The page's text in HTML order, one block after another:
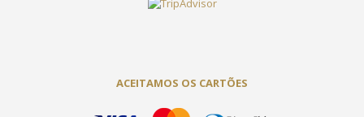
ACEITAMOS OS CARTÕES